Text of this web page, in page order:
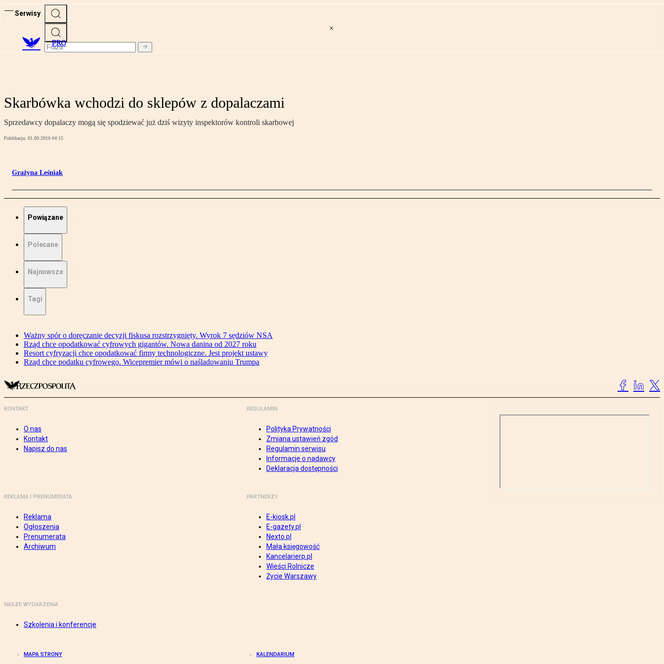
Serwisy
PRO
Skarbówka wchodzi do sklepów z dopalaczami
Sprzedawcy dopalaczy mogą się spodziewać już dziś wizyty inspektorów kontroli skarbowej
Publikacja: 01.09.2010 04:15
Grażyna Leśniak
Powiązane
Polecane
Najnowsze
Tagi
Ważny spór o doręczanie decyzji fiskusa rozstrzygnięty. Wyrok 7 sędziów NSA
Rząd chce opodatkować cyfrowych gigantów. Nowa danina od 2027 roku
Resort cyfryzacji chce opodatkować firmy technologiczne. Jest projekt ustawy
Rząd chce podatku cyfrowego. Wicepremier mówi o naśladowaniu Trumpa
KONTAKT
O nas
Kontakt
Napisz do nas
REGULAMIN
Polityka Prywatności
Zmiana ustawień zgód
Regulamin serwisu
Informacje o nadawcy
Deklaracja dostępności
REKLAMA I PRENUMERATA
Reklama
Ogłoszenia
Prenumerata
Archiwum
PARTNERZY
E-kiosk.pl
E-gazety.pl
Nexto.pl
Mała księgowość
Kancelarierp.pl
Wieści Rolnicze
Życie Warszawy
NASZE WYDARZENIA
Szkolenia i konferencje
MAPA STRONY KALENDARIUM